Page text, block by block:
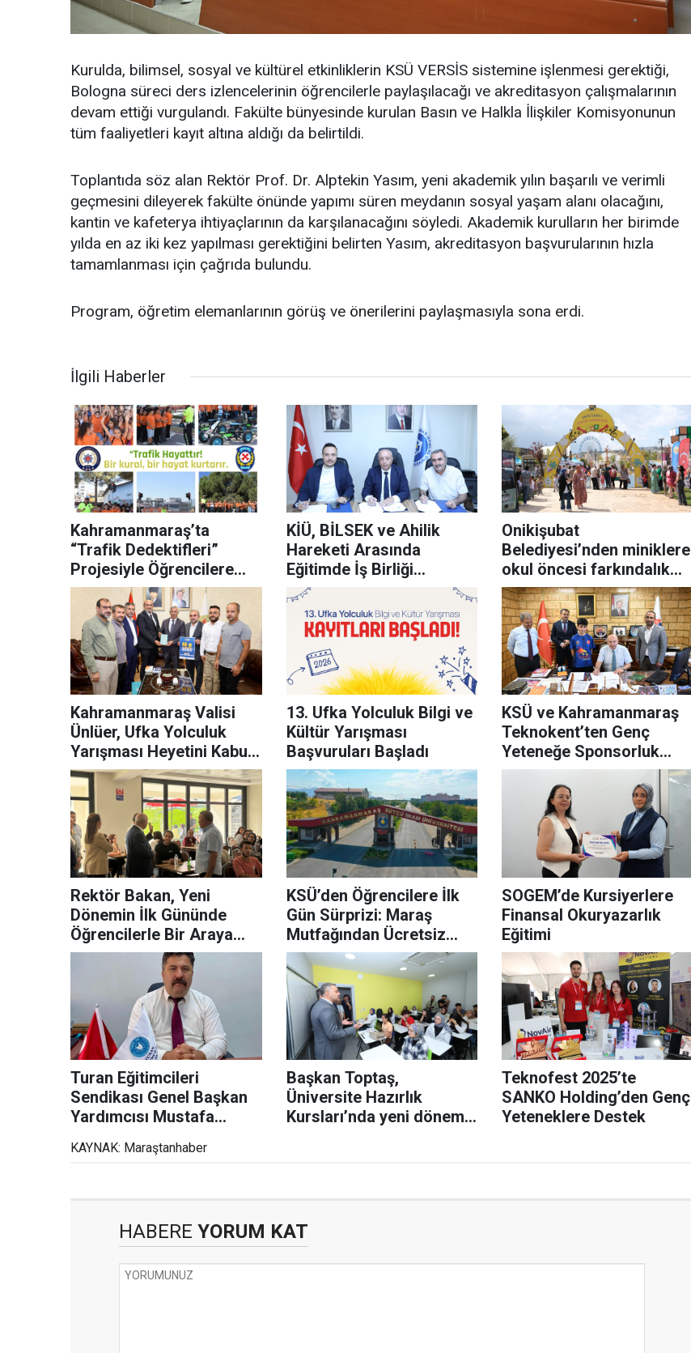
Kurulda, bilimsel, sosyal ve kültürel etkinliklerin KSÜ VERSİS sistemine işlenmesi gerektiği,
Bologna süreci ders izlencelerinin öğrencilerle paylaşılacağı ve akreditasyon çalışmalarının
devam ettiği vurgulandı. Fakülte bünyesinde kurulan Basın ve Halkla İlişkiler Komisyonunun
tüm faaliyetleri kayıt altına aldığı da belirtildi.
Toplantıda söz alan Rektör Prof. Dr. Alptekin Yasım, yeni akademik yılın başarılı ve verimli
geçmesini dileyerek fakülte önünde yapımı süren meydanın sosyal yaşam alanı olacağını,
kantin ve kafeterya ihtiyaçlarının da karşılanacağını söyledi. Akademik kurulların her birimde
yılda en az iki kez yapılması gerektiğini belirten Yasım, akreditasyon başvurularının hızla
tamamlanması için çağrıda bulundu.
Program, öğretim elemanlarının görüş ve önerilerini paylaşmasıyla sona erdi.
İlgili Haberler
Kahramanmaraş’ta
“Trafik Dedektifleri”
Projesiyle Öğrencilere
Trafik Bilinci Aşılanıyor
KİÜ, BİLSEK ve Ahilik
Hareketi Arasında
Eğitimde İş Birliği
Protokolü
Onikişubat
Belediyesi’nden miniklere
okul öncesi farkındalık
programı
Kahramanmaraş Valisi
Ünlüer, Ufka Yolculuk
Yarışması Heyetini Kabul
Etti
13. Ufka Yolculuk Bilgi ve
Kültür Yarışması
Başvuruları Başladı
KSÜ ve Kahramanmaraş
Teknokent’ten Genç
Yeteneğe Sponsorluk
Desteği
Rektör Bakan, Yeni
Dönemin İlk Gününde
Öğrencilerle Bir Araya
Geldi
KSÜ’den Öğrencilere İlk
Gün Sürprizi: Maraş
Mutfağından Ücretsiz
Menü
SOGEM’de Kursiyerlere
Finansal Okuryazarlık
Eğitimi
Turan Eğitimcileri
Sendikası Genel Başkan
Yardımcısı Mustafa
Başkan Toptaş,
Üniversite Hazırlık
Kursları’nda yeni dönemi
Teknofest 2025’te
SANKO Holding’den Genç
Yeteneklere Destek
KAYNAK: Maraştanhaber
HABERE YORUM KAT